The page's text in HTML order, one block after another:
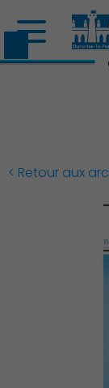
< Retour aux